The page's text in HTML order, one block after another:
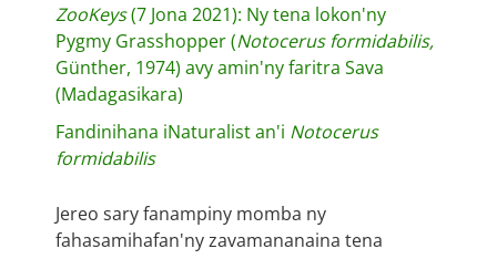
ZooKeys(7 Jona 2021): Ny tena lokon'ny
Pygmy Grasshopper (Notocerus formidabilis,
Günther, 1974) avy amin'ny faritra Sava
(Madagasikara)
Fandinihana iNaturalist an'i Notocerus
formidabilis
Jereo sary fanampiny momba ny
fahasamihafan'ny zavamananaina tena